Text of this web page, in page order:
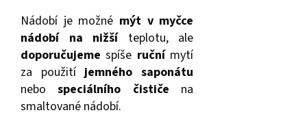
Nádobí je možné mýt v myčce
nádobí na nižšíteplotu, ale
doporučujeme spíše ručnímytí
za použitíjemného saponátu
nebospeciálního čističe na
smaltované nádobí.